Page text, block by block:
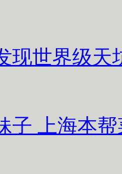
现世界级天
子 上海本